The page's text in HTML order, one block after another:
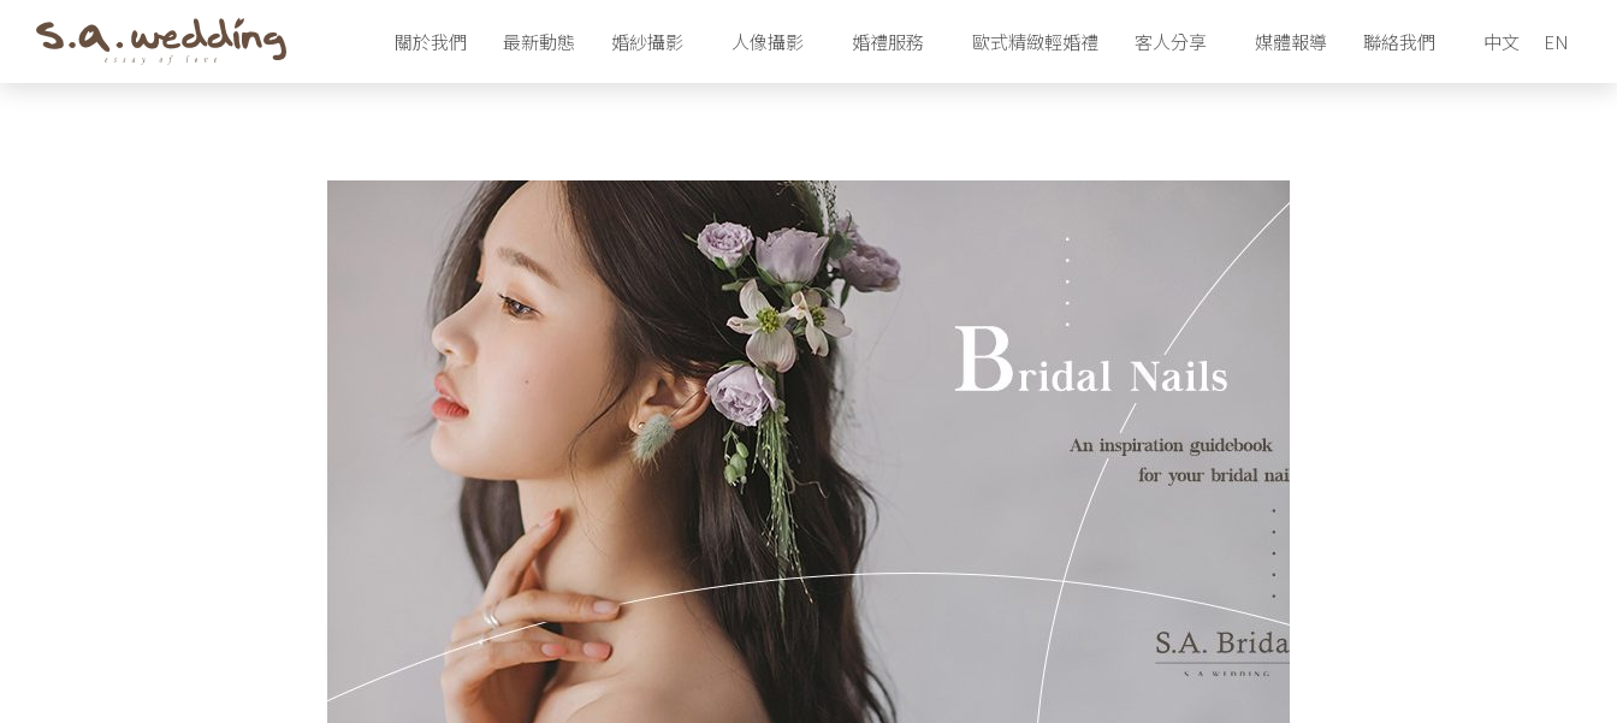
關於我們 最新動態 婚紗攝影
香港婚紗攝影套餐
首爾攝影工作室
首爾婚紗攝影套餐
首爾婚紗禮服配套
首爾明星美容室
濟州攝影工作室
濟州婚紗攝影套餐
濟州婚紗禮服配套
濟州化妝美容室
人像攝影 婚禮服務 歐式精緻輕婚禮 客人分享 媒體報導 聯絡我們 中文 EN